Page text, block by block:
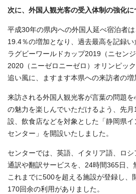
次に、外国人観光客の受入体制の強化に
平成30年の県内への外国人延べ宿泊者
19.4％の増加となり、過去最高を記録
ラグビーワールドカップ2019（ニセン
2020（ニーゼロニーゼロ）オリンピッ
追い風に、ますます本県への来訪者の増
来訪される外国人観光客が言葉の問題
の魅力を楽しんでいただけるよう、先
設、飲食店などを対象とした「静岡県
センター」を開設いたしました。
センターでは、英語、イタリア語、ロ
通訳や翻訳サービスを、24時間365日、
これまでに500を超える施設が登録し、
170回余の利用がありました。